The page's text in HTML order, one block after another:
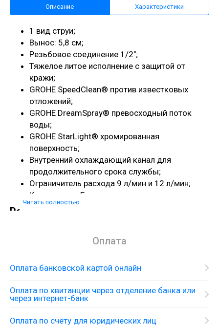
Описание Характеристики
1 вид струи;
Вынос: 5,8 см;
Резьбовое соединение 1/2";
Тяжелое литое исполнение с защитой от
кражи;
GROHE SpeedClean® против известковых
отложений;
GROHE DreamSpray® превосходный поток
воды;
GROHE StarLight® хромированная
поверхность;
Внутренний охлаждающий канал для
продолжительного срока службы;
Ограничитель расхода 9 л/мин и 12 л/мин;
Конструкция E.
Решения для душа
Читать полностью
Оплата
Оплата банковской картой онлайн
Оплата по квитанции через отделение банка или
через интернет-банк
Оплата по счёту для юридических лиц